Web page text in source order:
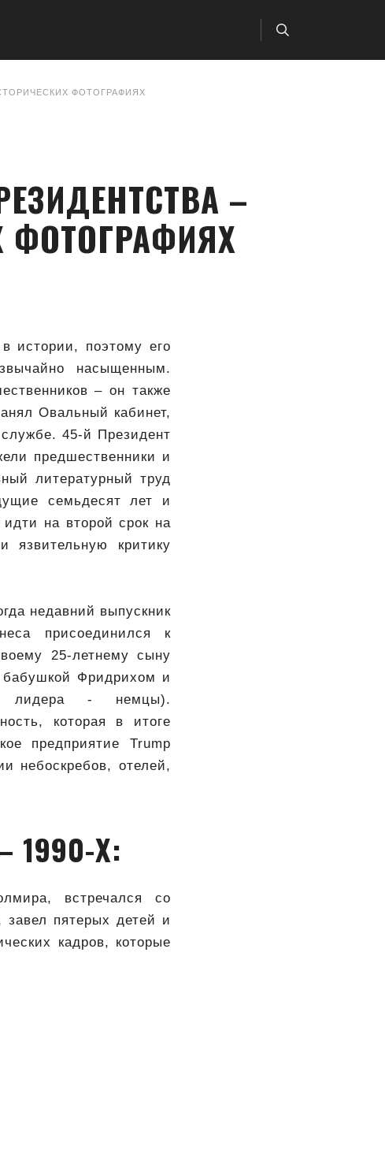
ФОТОГРАФИЯХ
–
ФОТОГРАФИЯХ
истории, поэтому его
насыщенным.
– он также
Овальный кабинет,
45-й Президент
предшественники и
литературный труд
семьдесят лет и
на второй срок на
язвительную критику
недавний выпускник
присоединился к
25-летнему сыну
бабушкой Фридрихом и
лидера - немцы).
которая в итоге
предприятие Trump
небоскребов, отелей,
1990-Х:
встречался со
завел пятерых детей и
кадров, которые